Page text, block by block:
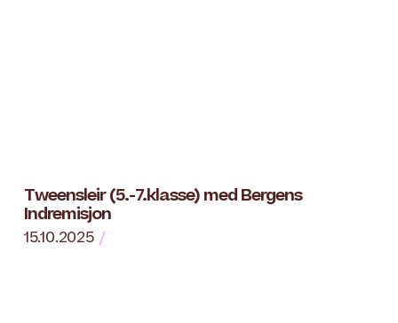
Tweensleir (5.-7.klasse) med Bergens
Indremisjon
15.10.2025